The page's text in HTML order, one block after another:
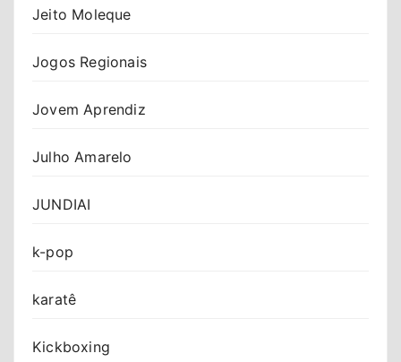
Jeito Moleque
Jogos Regionais
Jovem Aprendiz
Julho Amarelo
JUNDIAI
k-pop
karatê
Kickboxing